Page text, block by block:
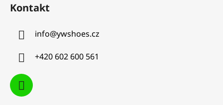
Kontakt
info@ywshoes.cz
+420 602 600 561